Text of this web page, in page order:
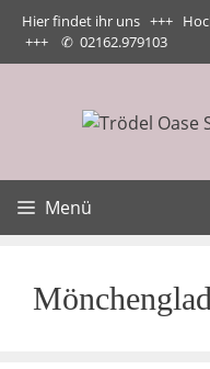
Zum
Inhalt
springen
Hier findet ihr uns +++
+++ ✆ 02162.979103
Menü